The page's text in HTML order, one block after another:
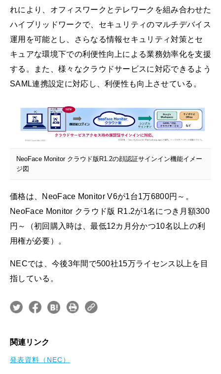
れにより、オフィスワークとテレワークを組み合わせた
ハイブリッドワークで、セキュリティのマルチデバイス
運用を可能とし、さらなる情報セキュリティ対策とセ
キュアな環境下での利便性向上による業務効率化を支援
する。また、様々なクラウドサービスに対応できるよう
SAML連携設定に対応し、利便性も向上させている。
NeoFace Monitor クラウド版R1.2の顔認証サインイン機能イメー
ジ図
価格は、NeoFace Monitor V6が1台1万6800円～。
NeoFace Monitor クラウド版 R1.2が1名につき月額300
円～（初回購入時は、最低12カ月分かつ10名以上の利
用権が必要）。
NECでは、今後3年間で500社15万ライセンス以上を目
指している。
関連リンク
発表資料（NEC）